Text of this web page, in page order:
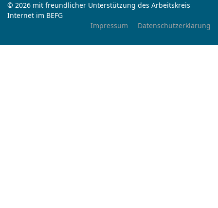
© 2026 mit freundlicher Unterstützung des Arbeitskreis
Internet im BEFG
Impressum
Datenschutzerklärung